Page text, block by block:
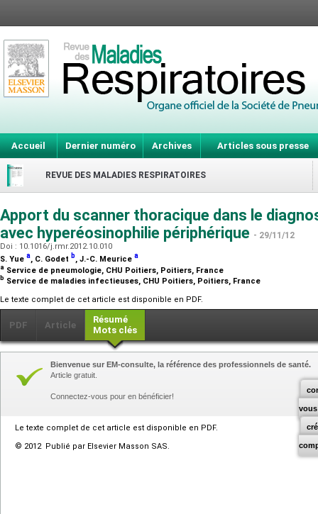
Accueil Dernier numéro Archives Articles sous presse
REVUE DES MALADIES RESPIRATOIRES
Apport du scanner thoracique dans le
avec hyperéosinophilie périphérique - 29/11/12
Doi : 10.1016/j.rmr.2012.10.010
S. Yue a, C. Godet b, J.-C. Meurice a
a Service de pneumologie, CHU Poitiers, Poitiers, France
b Service de maladies infectieuses, CHU Poitiers, Poitiers, France
Le texte complet de cet article est disponible en PDF.
PDF Article
Résumé
Mots clés
vous
Bienvenue sur EM-consulte, la référence des professionnels de santé.
Article gratuit.
Connectez-vous pour en bénéficier!
Le texte complet de cet article est disponible en PDF.
© 2012 Publié par Elsevier Masson SAS.